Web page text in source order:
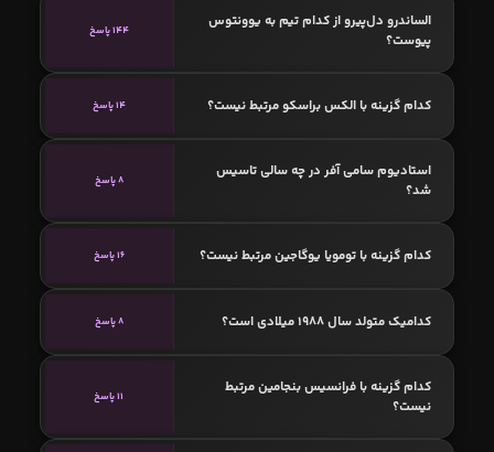
الساندرو دل‌پیرو از کدام تیم به یوونتوس
پیوست؟
144 پاسخ
کدام گزینه با الکس براسکو مرتبط نیست؟ 14 پاسخ
استادیوم سامی آفر در چه سالی تاسیس
شد؟
8 پاسخ
کدام گزینه با تومویا یوگاجین مرتبط نیست؟ 16 پاسخ
کدامیک متولد سال 1988 میلادی است؟ 8 پاسخ
کدام گزینه با فرانسیس بنجامین مرتبط
نیست؟
11 پاسخ